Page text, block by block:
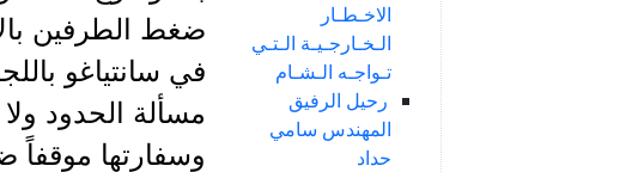
الاخـطـار
الـخـارجـيـة الـتـي
تـواجـه الـشـام
رحيل الرفيق
المهندس سامي
حداد
ضغط الطرفين
في سانتياغو
مسألة الحدود
وسفارتها موقفاً